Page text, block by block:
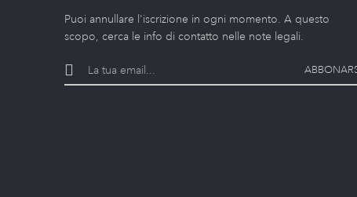
Puoi annullare l'iscrizione in ogni momento. A questo
scopo, cerca le info di contatto nelle note legali.